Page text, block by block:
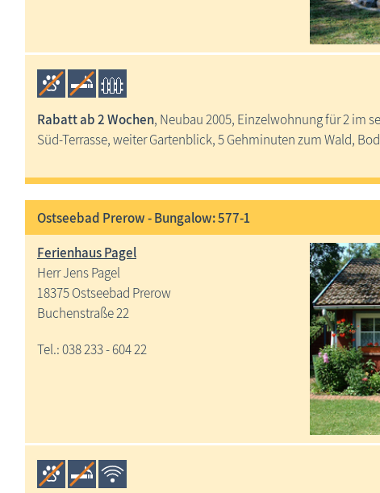
Rabatt ab 2 Wochen, Neubau 2005, Einzelwohnung für 2 im
Süd-Terrasse, weiter Gartenblick, 5 Gehminuten zum Wald,
Ostseebad Prerow - Bungalow: 577-1
Ferienhaus Pagel
Herr Jens Pagel
18375 Ostseebad Prerow
Buchenstraße 22
Tel.: 038 233 - 604 22